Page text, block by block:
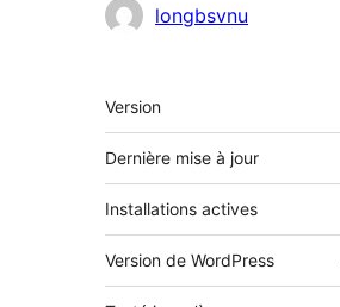
Contributeurs
longbsvnu
Méta
Version
Dernière mise à jour
Installations actives
Version de WordPress